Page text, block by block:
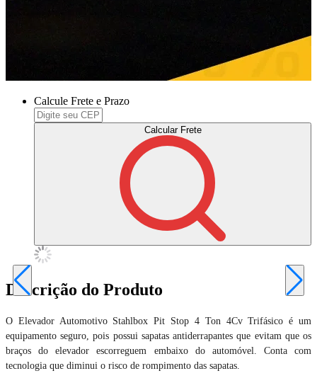
Calcule Frete e Prazo
Calcular Frete
Descrição do Produto
O Elevador Automotivo Stahlbox Pit Stop 4 Ton 4Cv Trifásico é um
equipamento seguro, pois possui sapatas antiderrapantes que evitam que os
braços do elevador escorreguem embaixo do automóvel. Conta com
tecnologia que diminui o risco de rompimento das sapatas.